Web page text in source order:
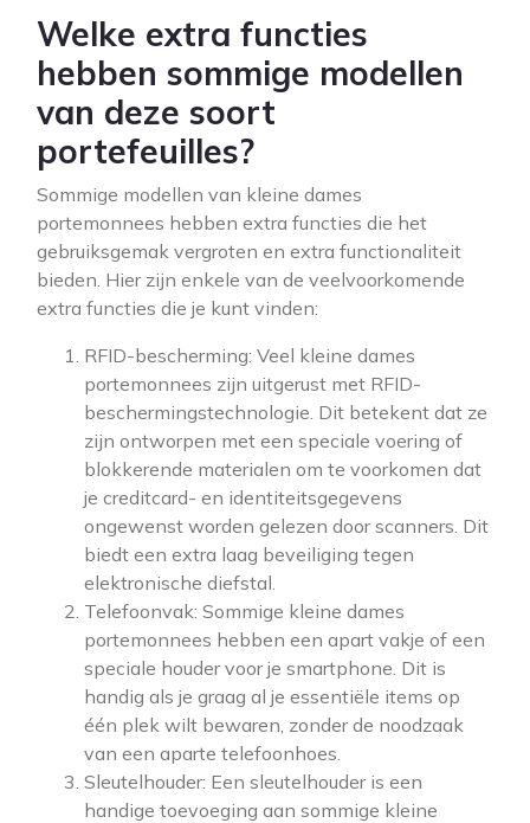
Welke extra functies
hebben sommige modellen
van deze soort
portefeuilles?
Sommige modellen van kleine dames
portemonnees hebben extra functies die het
gebruiksgemak vergroten en extra functionaliteit
bieden. Hier zijn enkele van de veelvoorkomende
extra functies die je kunt vinden:
RFID-bescherming: Veel kleine dames
portemonnees zijn uitgerust met RFID-
beschermingstechnologie. Dit betekent dat ze
zijn ontworpen met een speciale voering of
blokkerende materialen om te voorkomen dat
je creditcard- en identiteitsgegevens
ongewenst worden gelezen door scanners. Dit
biedt een extra laag beveiliging tegen
elektronische diefstal.
Telefoonvak: Sommige kleine dames
portemonnees hebben een apart vakje of een
speciale houder voor je smartphone. Dit is
handig als je graag al je essentiële items op
één plek wilt bewaren, zonder de noodzaak
van een aparte telefoonhoes.
Sleutelhouder: Een sleutelhouder is een
handige toevoeging aan sommige kleine